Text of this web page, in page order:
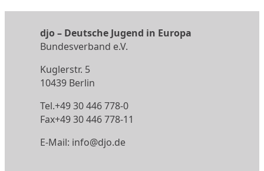
djo– Deutsche Jugend in Europa
Bundesverband e.V.
Kuglerstr. 5
10439 Berlin
Tel.+49 30 446 778-0
Fax+49 30 446 778-11
E-Mail: info@djo.de